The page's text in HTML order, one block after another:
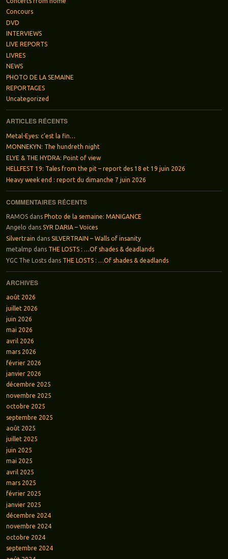
Concours
DVD
INTERVIEWS
LIVE REPORTS
LIVRES
NEWS
PHOTO DE LA SEMAINE
REPORTAGES
Uncategorized
ARTICLES RÉCENTS
Metal-Eyes: c’est la fin…
MONNEKYN: The hundreth night
ELYE & THE HYDRA: Point of view
HELLFEST 19: Tales from the pit – report des 18 et 19 juin 2026
Heavy week end : report du dimanche 7 juin 2026
COMMENTAIRES RÉCENTS
RAMOSdans Photo de la semaine: MANIGANCE
Angelo dans SYR DARIA – Voices
Silvertrain dans SILVERTRAIN – Walls of insanity
metalmp dans THE LOSTS : …Of shades & deadlands
YGC The Lostsdans THE LOSTS : …Of shades & deadlands
ARCHIVES
août 2026
juillet 2026
juin 2026
mai 2026
avril 2026
mars 2026
février 2026
janvier 2026
décembre 2025
novembre 2025
octobre 2025
septembre 2025
août 2025
juillet 2025
juin 2025
mai 2025
avril 2025
mars 2025
février 2025
janvier 2025
décembre 2024
novembre 2024
octobre 2024
septembre 2024